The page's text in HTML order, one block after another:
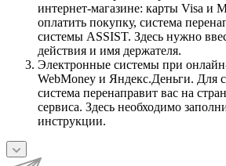
интернет-магазине: карты Visa и
оплатить покупку, система
системы ASSIST. Здесь нужно
действия и имя держателя.
Электронные системы при онлайн-
WebMoney и Яндекс.Деньги. Для
система перенаправит вас на
сервиса. Здесь необходимо
инструкции.